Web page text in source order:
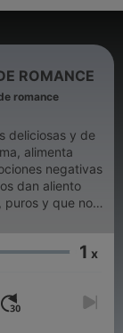
ROMANCE
romance
deliciosas y de
alimenta
negativas
dan aliento
puros y que nos
que
1 x